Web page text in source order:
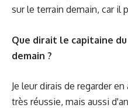
sur le terrain demain, car il
Que dirait le capitaine
demain ?
Je leur dirais de regarder
très réussie, mais aussi